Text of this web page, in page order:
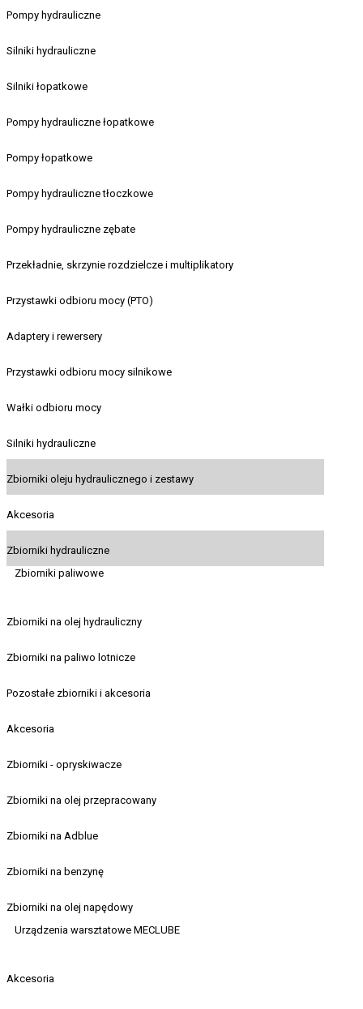
Pompy hydrauliczne
Silniki hydrauliczne
Silniki łopatkowe
Pompy hydrauliczne łopatkowe
Pompy łopatkowe
Pompy hydrauliczne tłoczkowe
Pompy hydrauliczne zębate
Przekładnie, skrzynie rozdzielcze i multiplikatory
Przystawki odbioru mocy (PTO)
Adaptery i rewersery
Przystawki odbioru mocy silnikowe
Wałki odbioru mocy
Silniki hydrauliczne
Zbiorniki oleju hydraulicznego i zestawy
Akcesoria
Zbiorniki hydrauliczne
Zbiorniki paliwowe
Zbiorniki na olej hydrauliczny
Zbiorniki na paliwo lotnicze
Pozostałe zbiorniki i akcesoria
Akcesoria
Zbiorniki - opryskiwacze
Zbiorniki na olej przepracowany
Zbiorniki na Adblue
Zbiorniki na benzynę
Zbiorniki na olej napędowy
Urządzenia warsztatowe MECLUBE
Akcesoria